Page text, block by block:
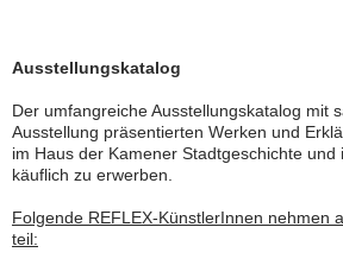
Ausstellungskatalog
Der umfangreiche Ausstellungskatalog mit
Ausstellung präsentierten Werken und
im Haus der Kamener Stadtgeschichte und
käuflich zu erwerben.
Folgende REFLEX-KünstlerInnen nehmen
teil: